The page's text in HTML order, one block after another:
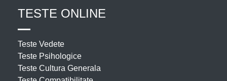
TESTE ONLINE
Teste Vedete
Teste Psihologice
Teste Cultura Generala